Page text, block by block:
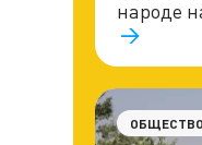
народе
ОБЩЕСТВО